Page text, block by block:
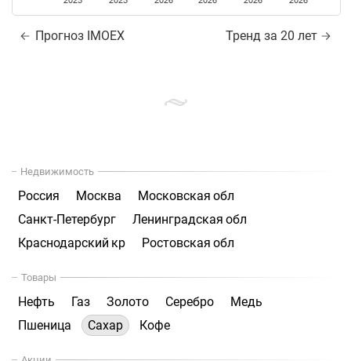
Прогноз IMOEX Тренд за 20 лет
Недвижимость
Россия Москва
Московская обл
Санкт-Петербург
Ленинградская обл
Краснодарский кр
Ростовская обл
Товары
Нефть Газ Золото Серебро
Медь
Пшеница
Сахар Кофе